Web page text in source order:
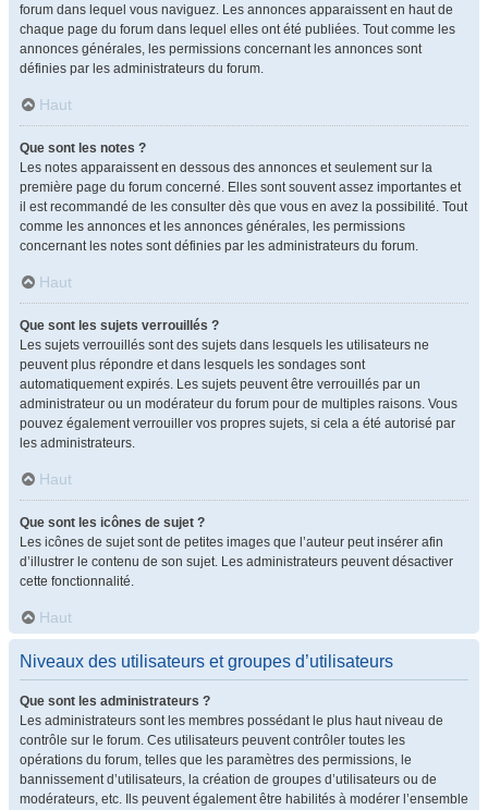
forum dans lequel vous naviguez. Les annonces apparaissent en haut de
chaque page du forum dans lequel elles ont été publiées. Tout comme les
annonces générales, les permissions concernant les annonces sont
définies par les administrateurs du forum.
Haut
Que sont les notes ?
Les notes apparaissent en dessous des annonces et seulement sur la
première page du forum concerné. Elles sont souvent assez importantes et
il est recommandé de les consulter dès que vous en avez la possibilité. Tout
comme les annonces et les annonces générales, les permissions
concernant les notes sont définies par les administrateurs du forum.
Haut
Que sont les sujets verrouillés ?
Les sujets verrouillés sont des sujets dans lesquels les utilisateurs ne
peuvent plus répondre et dans lesquels les sondages sont
automatiquement expirés. Les sujets peuvent être verrouillés par un
administrateur ou un modérateur du forum pour de multiples raisons. Vous
pouvez également verrouiller vos propres sujets, si cela a été autorisé par
les administrateurs.
Haut
Que sont les icônes de sujet ?
Les icônes de sujet sont de petites images que l’auteur peut insérer afin
d’illustrer le contenu de son sujet. Les administrateurs peuvent désactiver
cette fonctionnalité.
Haut
Niveaux des utilisateurs et groupes d’utilisateurs
Que sont les administrateurs ?
Les administrateurs sont les membres possédant le plus haut niveau de
contrôle sur le forum. Ces utilisateurs peuvent contrôler toutes les
opérations du forum, telles que les paramètres des permissions, le
bannissement d’utilisateurs, la création de groupes d’utilisateurs ou de
modérateurs, etc. Ils peuvent également être habilités à modérer l’ensemble